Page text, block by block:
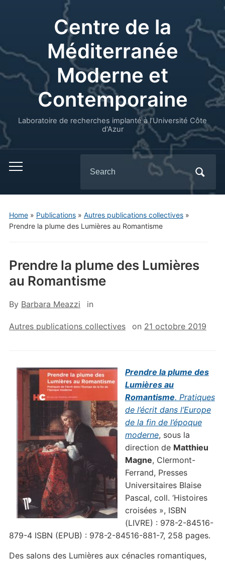
Centre de la
Méditerranée
Moderne et
Contemporaine
Laboratoire de recherches implanté à l’Université Côte
d'Azur
for:
Home» Publications» Autres publications collectives»
Prendre la plume des Lumières au Romantisme
Prendre la plume des Lumières
au Romantisme
By Barbara Meazzi in
Autres publications collectives on 21 octobre 2019
Prendre la plume des
Lumières au
Romantisme. Pratiques
de l’écrit dans l’Europe
de la fin de l’époque
moderne, sous la
direction de Matthieu
Magne, Clermont-
Ferrand, Presses
Universitaires Blaise
Pascal, coll. ‘Histoires
croisées », ISBN
(LIVRE) : 978-2-84516-
879-4 ISBN (EPUB) : 978-2-84516-881-7, 258 pages.
Des salons des Lumières aux cénacles romantiques,